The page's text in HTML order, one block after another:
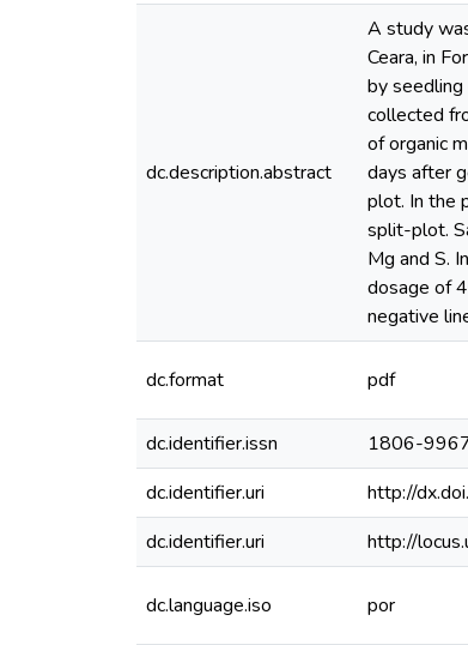
dc.description.abstract
A study
Ceara, in
by
collected
of organic
days after
plot. In the
split-plot.
Mg and S.
dosage of
negative
dc.format pdf
dc.identifier.issn
1806-
dc.identifier.uri
http://
dc.identifier.uri
http://
dc.language.iso por